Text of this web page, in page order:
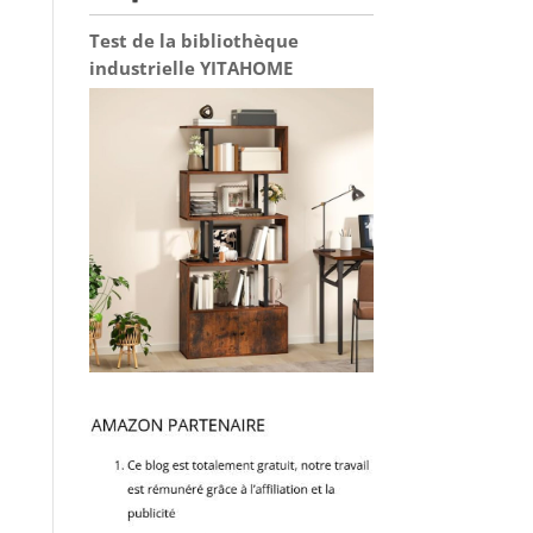
Test de la bibliothèque
industrielle YITAHOME